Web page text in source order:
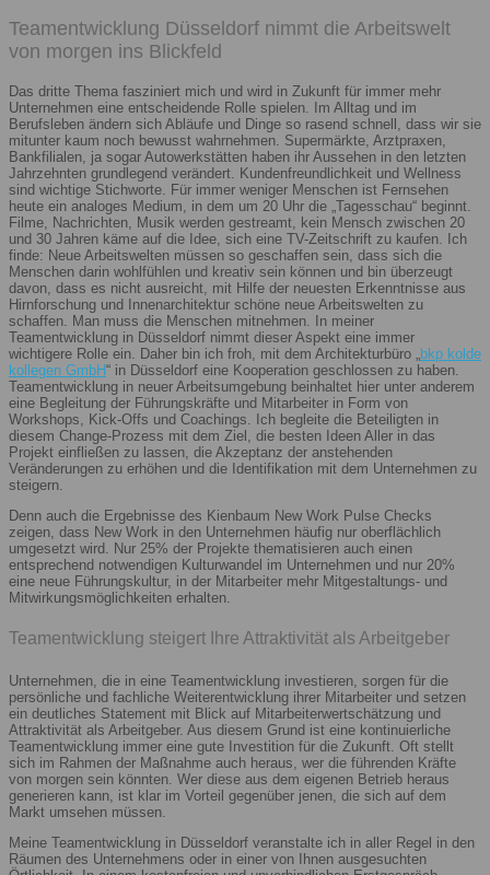
Teamentwicklung Düsseldorf nimmt die Arbeitswelt
von morgen ins Blickfeld
Das dritte Thema fasziniert mich und wird in Zukunft für immer mehr
Unternehmen eine entscheidende Rolle spielen. Im Alltag und im
Berufsleben ändern sich Abläufe und Dinge so rasend schnell, dass wir sie
mitunter kaum noch bewusst wahrnehmen. Supermärkte, Arztpraxen,
Bankfilialen, ja sogar Autowerkstätten haben ihr Aussehen in den letzten
Jahrzehnten grundlegend verändert. Kundenfreundlichkeit und Wellness
sind wichtige Stichworte. Für immer weniger Menschen ist Fernsehen
heute ein analoges Medium, in dem um 20 Uhr die „Tagesschau“ beginnt.
Filme, Nachrichten, Musik werden gestreamt, kein Mensch zwischen 20
und 30 Jahren käme auf die Idee, sich eine TV-Zeitschrift zu kaufen. Ich
finde: Neue Arbeitswelten müssen so geschaffen sein, dass sich die
Menschen darin wohlfühlen und kreativ sein können und bin überzeugt
davon, dass es nicht ausreicht, mit Hilfe der neuesten Erkenntnisse aus
Hirnforschung und Innenarchitektur schöne neue Arbeitswelten zu
schaffen. Man muss die Menschen mitnehmen. In meiner
Teamentwicklung in Düsseldorf nimmt dieser Aspekt eine immer
wichtigere Rolle ein. Daher bin ich froh, mit dem Architekturbüro „bkp kolde
kollegen GmbH“ in Düsseldorf eine Kooperation geschlossen zu haben.
Teamentwicklung in neuer Arbeitsumgebung beinhaltet hier unter anderem
eine Begleitung der Führungskräfte und Mitarbeiter in Form von
Workshops, Kick-Offs und Coachings. Ich begleite die Beteiligten in
diesem Change-Prozess mit dem Ziel, die besten Ideen Aller in das
Projekt einfließen zu lassen, die Akzeptanz der anstehenden
Veränderungen zu erhöhen und die Identifikation mit dem Unternehmen zu
steigern.
Denn auch die Ergebnisse des Kienbaum New Work Pulse Checks
zeigen, dass New Work in den Unternehmen häufig nur oberflächlich
umgesetzt wird. Nur 25% der Projekte thematisieren auch einen
entsprechend notwendigen Kulturwandel im Unternehmen und nur 20%
eine neue Führungskultur, in der Mitarbeiter mehr Mitgestaltungs- und
Mitwirkungsmöglichkeiten erhalten.
Teamentwicklung steigert Ihre Attraktivität als Arbeitgeber
Unternehmen, die in eine Teamentwicklung investieren, sorgen für die
persönliche und fachliche Weiterentwicklung ihrer Mitarbeiter und setzen
ein deutliches Statement mit Blick auf Mitarbeiterwertschätzung und
Attraktivität als Arbeitgeber. Aus diesem Grund ist eine kontinuierliche
Teamentwicklung immer eine gute Investition für die Zukunft. Oft stellt
sich im Rahmen der Maßnahme auch heraus, wer die führenden Kräfte
von morgen sein könnten. Wer diese aus dem eigenen Betrieb heraus
generieren kann, ist klar im Vorteil gegenüber jenen, die sich auf dem
Markt umsehen müssen.
Meine Teamentwicklung in Düsseldorf veranstalte ich in aller Regel in den
Räumen des Unternehmens oder in einer von Ihnen ausgesuchten